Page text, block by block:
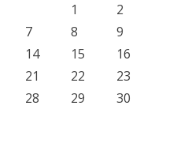
1
2
7 8
9
14 15
16
21 22
23
28 29
30